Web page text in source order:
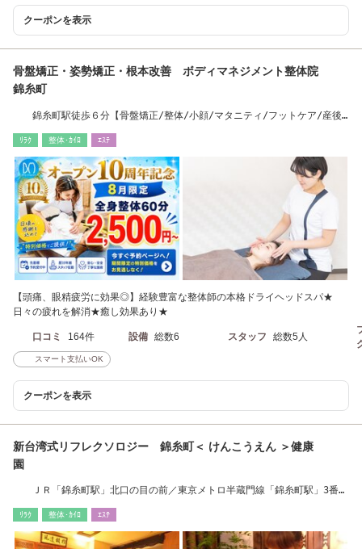
クーポンを表示
骨盤矯正・姿勢矯正・根本改善 ボディマネジメント整体院
錦糸町
錦糸町駅徒歩６分【骨盤矯正/整体/小顔/マタニティ/フットケア/産後/
ﾘﾗｸ 整体･ｶｲﾛ ｴｽﾃ
【頭痛、眼精疲労に効果◎】経験豊富な整体師の本格ドライヘッドスパ★
日々の疲れを解消★癒し効果あり★
口コミ 164件 設備 総数6 スタッフ 総数5人
スマート支払いOK
クーポンを表示
新台湾式リフレクソロジー 錦糸町＜ けんこうえん ＞健康
園
ＪＲ「錦糸町駅」北口の目の前／東京メトロ半蔵門線「錦糸町駅」3番出
ﾘﾗｸ 整体･ｶｲﾛ ｴｽﾃ